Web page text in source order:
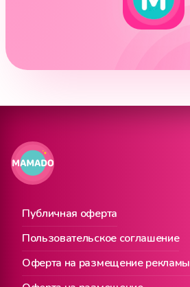
Публичная оферта
Пользовательское соглашение
Оферта на размещение рекламы